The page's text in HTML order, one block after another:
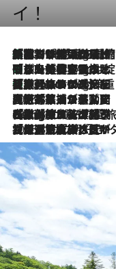
イ！
10 Hours Ago
「荷物が増えるほど旅ストレスは増す」美容ジャーナリストがたどり着いた最終結論。“化粧品を劇的に減らす”感動の凝縮美容とは
10 Hours Ago
「旅先には金髪ウィッグを持参」日本と同じメイクでは損してる!? 美容ジャーナリストが提案する“掟破りの旅美容”とは
10 Hours Ago
【厳選旅コスメ】「身軽さ＆UV対策重視！」ヘアアーティストshucoが選んだ夏旅ベストコスメを発表【Mサイズジップ】
2026.8.5
【厳選旅コスメ】国内をあちこち移動する河井菜摘が選んだ夏旅ベストコスメ発表！「リラックスアイテムはマスト」【Mサイズジップ】
2026.8.4
【厳選旅コスメ】「紫外線＆乾燥対策しながらメイク感も！」ヘア＆メイクGeorgeが選んだ夏旅ベストコスメを発表！【Mサイズジップ】
2026.8.3
【厳選旅コスメ】「保湿もタイパ重視！」“サウナ好き”タレント清水みさとが愛用する夏旅ベストコスメを発表！【Mサイズジップ】